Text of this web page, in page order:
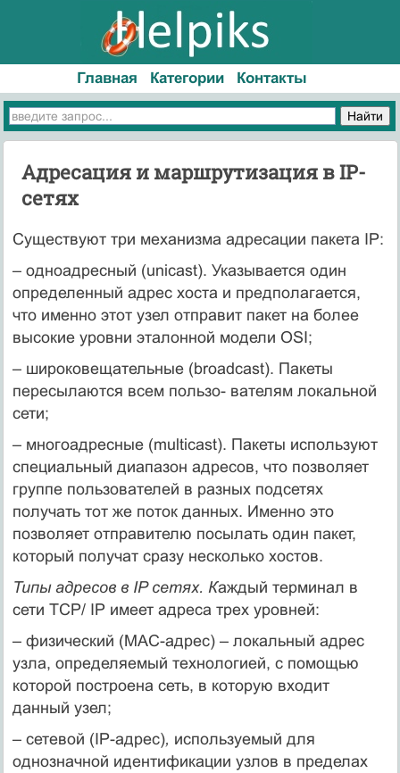
Главная Категории Контакты
Адресация и маршрутизация в IP-
сетях
Существуют три механизма адресации пакета IP:
– одноадресный (unicast). Указывается один
определенный адрес хоста и предполагается,
что именно этот узел отправит пакет на более
высокие уровни эталонной модели OSI;
– широковещательные (broadcast). Пакеты
пересылаются всем пользо- вателям локальной
сети;
– многоадресные (multicast). Пакеты используют
специальный диапазон адресов, что позволяет
группе пользователей в разных подсетях
получать тот же поток данных. Именно это
позволяет отправителю посылать один пакет,
который получат сразу несколько хостов.
Типы адресов в IP сетях. Каждый терминал в
сети TCP/ IP имеет адреса трех уровней:
– физический (МАС-адрес) – локальный адрес
узла, определяемый технологией, с помощью
которой построена сеть, в которую входит
данный узел;
– сетевой (IP-адрес), используемый для
однозначной идентификации узлов в пределах